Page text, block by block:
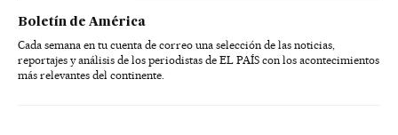
Boletín de América
Cada semana en tu cuenta de correo una selección de las noticias,
reportajes y análisis de los periodistas de EL PAÍS con los acontecimientos
más relevantes del continente.